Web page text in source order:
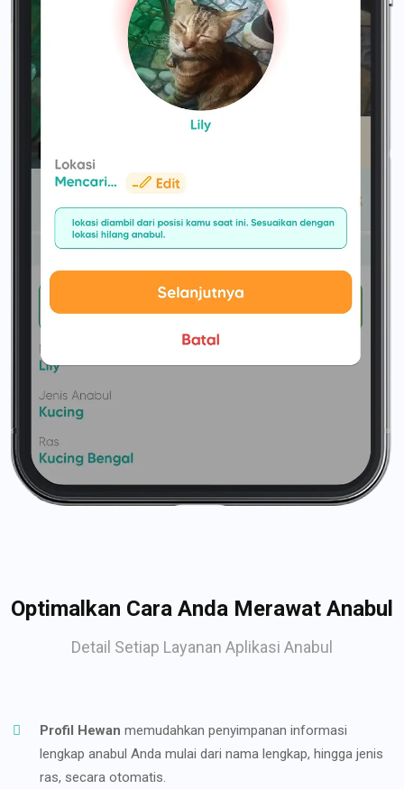
Optimalkan Cara Anda Merawat Anabul
Detail Setiap Layanan Aplikasi Anabul
Profil Hewan memudahkan penyimpanan informasi
lengkap anabul Anda mulai dari nama lengkap, hingga jenis
ras, secara otomatis.